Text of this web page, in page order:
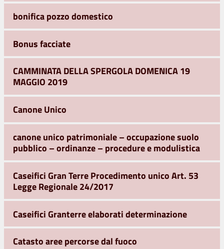
bonifica pozzo domestico
Bonus facciate
CAMMINATA DELLA SPERGOLA DOMENICA 19
MAGGIO 2019
Canone Unico
canone unico patrimoniale – occupazione suolo
pubblico – ordinanze – procedure e modulistica
Caseifici Gran Terre Procedimento unico Art. 53
Legge Regionale 24/2017
Caseifici Granterre elaborati determinazione
Catasto aree percorse dal fuoco